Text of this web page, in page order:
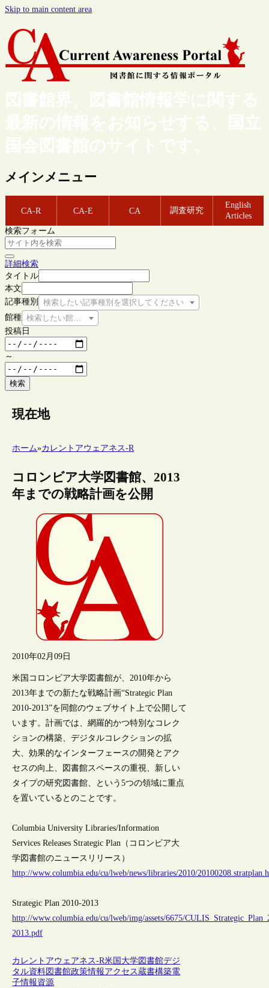
Skip to main content area
図書館界、図書館情報学に関する
最新の情報をお知らせする、国立
国会図書館のサイトです。
メインメニュー
CA-R CA-E CA 調査研究
English
Articles
検索フォーム
詳細検索
タイトル
本文
記事種別
検索したい記事種別を選択してください
館種 検索したい館種を選択してください
投稿日
～
検索
現在地
ホーム»カレントアウェアネス-R
コロンビア大学図書館、2013
年までの戦略計画を公開
2010年02月09日
米国コロンビア大学図書館が、2010年から
2013年までの新たな戦略計画“Strategic Plan
2010-2013”を同館のウェブサイト上で公開して
います。計画では、網羅的かつ特別なコレク
ションの構築、デジタルコレクションの拡
大、効果的なインターフェースの開発とアク
セスの向上、図書館スペースの重視、新しい
タイプの研究図書館、という5つの領域に重点
を置いているとのことです。
Columbia University Libraries/Information
Services Releases Strategic Plan（コロンビア大
学図書館のニュースリリース）
http://www.columbia.edu/cu/lweb/news/libraries/2010/
Strategic Plan 2010-2013
http://www.columbia.edu/cu/lweb/img/assets/6675/
2013.pdf
カレントアウェアネス-R米国 大学図書館デジ
タル資料図書館政策情報アクセス蔵書構築電
子情報資源